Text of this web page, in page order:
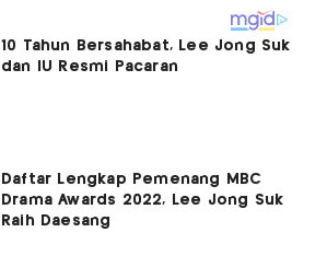
10 Tahun Bersahabat, Lee Jong Suk
dan IU Resmi Pacaran
Daftar Lengkap Pemenang MBC
Drama Awards 2022, Lee Jong Suk
Raih Daesang